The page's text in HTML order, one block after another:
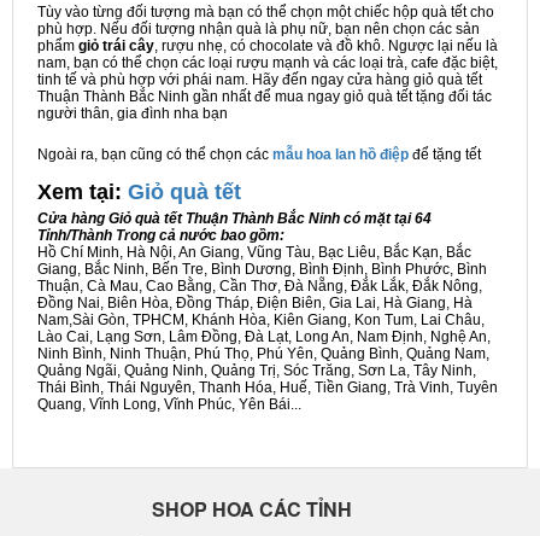
Tùy vào từng đối tượng mà bạn có thể chọn một chiếc hộp quà tết cho
phù hợp. Nếu đối tượng nhận quà là phụ nữ, bạn nên chọn các sản
phẩm giỏ trái cây, rượu nhẹ, có chocolate và đồ khô. Ngược lại nếu là
nam, bạn có thể chọn các loại rượu mạnh và các loại trà, cafe đặc biệt,
tinh tế và phù hợp với phái nam. Hãy đến ngay cửa hàng giỏ quà tết
Thuận Thành Bắc Ninh gần nhất để mua ngay giỏ quà tết tặng đối tác
người thân, gia đình nha bạn
Ngoài ra, bạn cũng có thể chọn các mẫu hoa lan hồ điệp để tặng tết
Xem tại: Giỏ quà tết
Cửa hàng Giỏ quà tết Thuận Thành Bắc Ninh có mặt tại 64
Tỉnh/Thành Trong cả nước bao gồm:
Hồ Chí Minh, Hà Nội, An Giang, Vũng Tàu, Bạc Liêu, Bắc Kạn, Bắc
Giang, Bắc Ninh, Bến Tre, Bình Dương, Bình Định, Bình Phước, Bình
Thuận, Cà Mau, Cao Bằng, Cần Thơ, Đà Nẵng, Đắk Lắk, Đắk Nông,
Đồng Nai, Biên Hòa, Đồng Tháp, Điện Biên, Gia Lai, Hà Giang, Hà
Nam,Sài Gòn, TPHCM, Khánh Hòa, Kiên Giang, Kon Tum, Lai Châu,
Lào Cai, Lạng Sơn, Lâm Đồng, Đà Lạt, Long An, Nam Định, Nghệ An,
Ninh Bình, Ninh Thuận, Phú Thọ, Phú Yên, Quảng Bình, Quảng Nam,
Quảng Ngãi, Quảng Ninh, Quảng Trị, Sóc Trăng, Sơn La, Tây Ninh,
Thái Bình, Thái Nguyên, Thanh Hóa, Huế, Tiền Giang, Trà Vinh, Tuyên
Quang, Vĩnh Long, Vĩnh Phúc, Yên Bái...
SHOP HOA CÁC TỈNH